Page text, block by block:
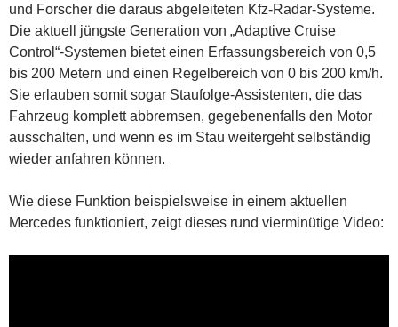
und Forscher die daraus abgeleiteten Kfz-Radar-Systeme.
Die aktuell jüngste Generation von „Adaptive Cruise
Control“-Systemen bietet einen Erfassungsbereich von 0,5
bis 200 Metern und einen Regelbereich von 0 bis 200 km/h.
Sie erlauben somit sogar Staufolge-Assistenten, die das
Fahrzeug komplett abbremsen, gegebenenfalls den Motor
ausschalten, und wenn es im Stau weitergeht selbständig
wieder anfahren können.
Wie diese Funktion beispielsweise in einem aktuellen
Mercedes funktioniert, zeigt dieses rund vierminütige Video: